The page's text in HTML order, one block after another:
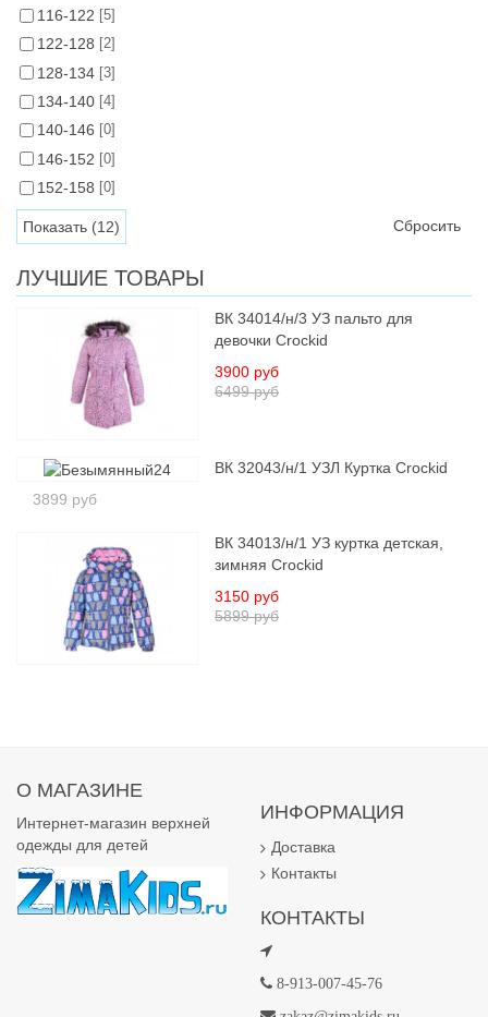
116-122 [5]
122-128 [2]
128-134 [3]
134-140 [4]
140-146 [0]
146-152 [0]
152-158 [0]
Сбросить
ЛУЧШИЕ ТОВАРЫ
ВК 34014/н/3 УЗ пальто для
девочки Crockid
6499 руб
3900 руб
ВК 32043/н/1 УЗЛ Куртка Crockid
3899 руб
ВК 34013/н/1 УЗ куртка детская,
зимняя Crockid
5899 руб
3150 руб
О МАГАЗИНЕ
Интернет-магазин верхней
одежды для детей
ИНФОРМАЦИЯ
Доставка
Контакты
КОНТАКТЫ
8-913-007-45-76